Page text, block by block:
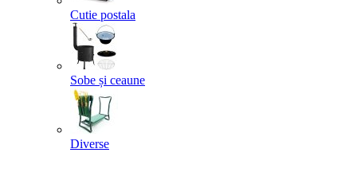
Cutie postala
Sobe și ceaune
Diverse